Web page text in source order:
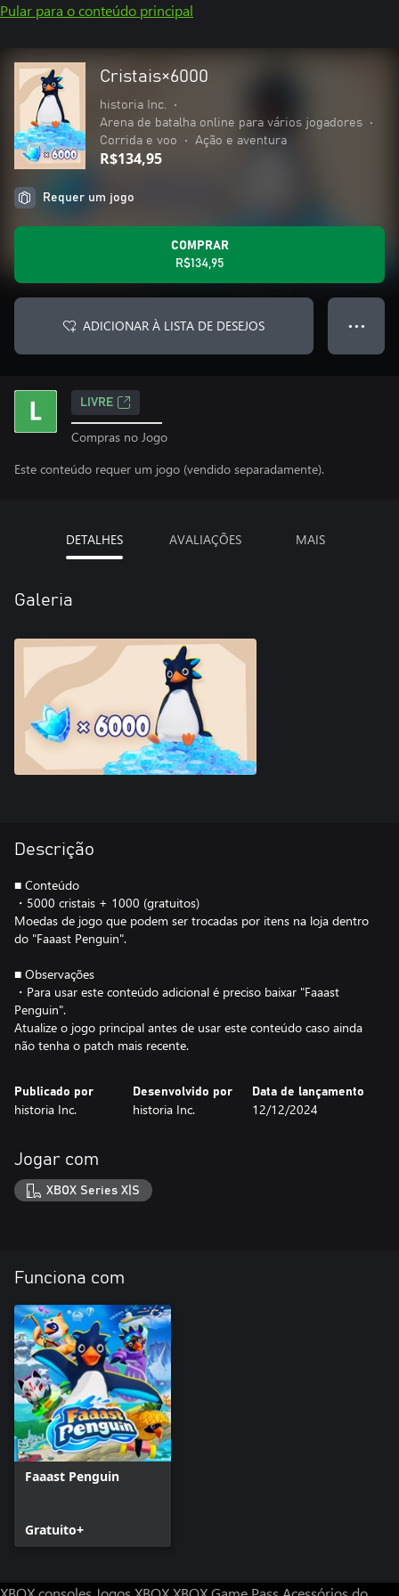
Pular para o conteúdo principal
Cristais×6000
historia Inc.
•
Arena de batalha online para vários jogadores
•
Corrida e voo
• Ação e aventura
R$134,95
Requer um jogo
COMPRAR
R$134,95
ADICIONAR À LISTA DE DESEJOS ● ● ●
LIVRE
Compras no Jogo
Este conteúdo requer um jogo (vendido separadamente).
DETALHES AVALIAÇÕES MAIS
Galeria
Descrição
■ Conteúdo
・5000 cristais + 1000 (gratuitos)
Moedas de jogo que podem ser trocadas por itens na loja dentro
do "Faaast Penguin".
■ Observações
・Para usar este conteúdo adicional é preciso baixar "Faaast
Penguin".
Atualize o jogo principal antes de usar este conteúdo caso ainda
não tenha o patch mais recente.
Publicado por
historia Inc.
Desenvolvido por
historia Inc.
Data de lançamento
12/12/2024
Jogar com
XBOX Series X|S
Funciona com
Faaast Penguin
Gratuito+